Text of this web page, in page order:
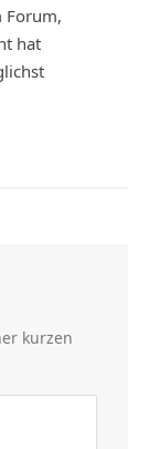
Forum,
hat
kurzen